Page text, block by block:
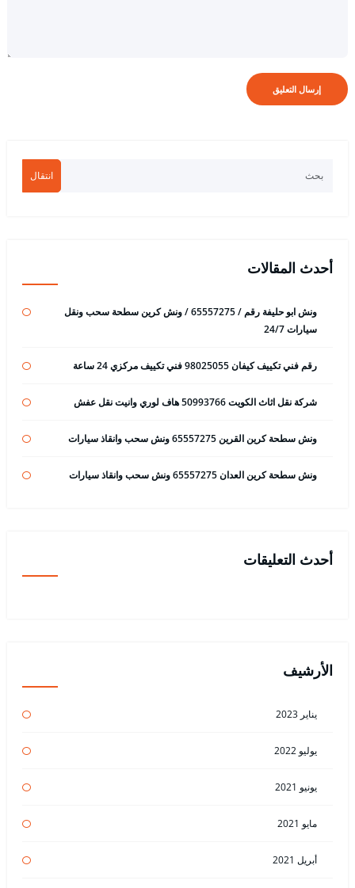
انتقال
أحدث المقالات
ونش ابو حليفة رقم / 65557275 / ونش كرين سطحة سحب ونقل
سيارات 24/7
رقم فني تكييف كيفان 98025055 فني تكييف مركزي 24 ساعة
شركة نقل اثاث الكويت 50993766 هاف لوري وانيت نقل عفش
ونش سطحة كرين القرين 65557275 ونش سحب وانقاذ سيارات
ونش سطحة كرين العدان 65557275 ونش سحب وانقاذ سيارات
أحدث التعليقات
الأرشيف
يناير 2023
يوليو 2022
يونيو 2021
مايو 2021
أبريل 2021